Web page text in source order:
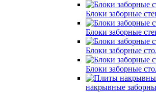
Блоки заборные
Блоки заборные
Блоки заборные
Блоки заборные
накрывные